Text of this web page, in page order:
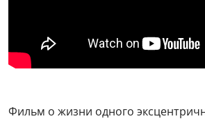
Фильм о жизни одного